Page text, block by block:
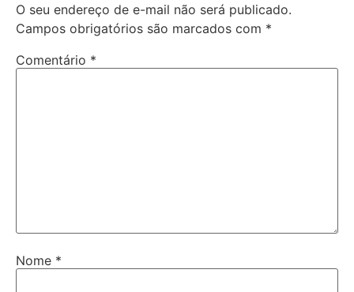
O seu endereço de e-mail não será publicado.
Campos obrigatórios são marcados com *
Comentário *
Nome *